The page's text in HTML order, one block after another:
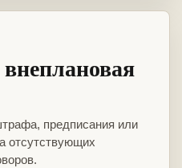
предписания или
отсутствующих